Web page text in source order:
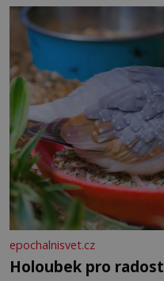
epochalnisvet.cz
Holoubek pro radost